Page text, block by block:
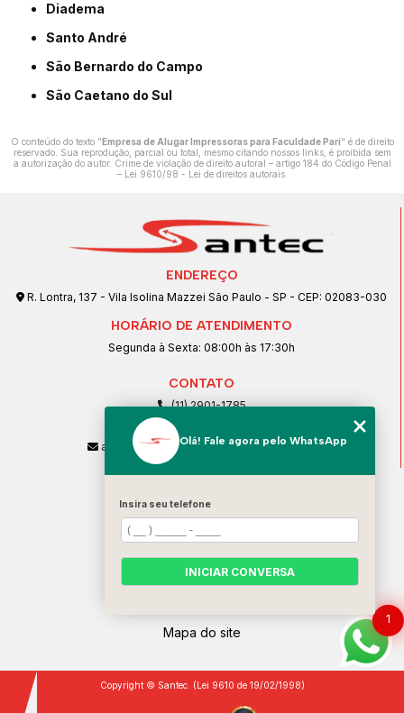
Diadema
Santo André
São Bernardo do Campo
São Caetano do Sul
O conteúdo do texto " Empresa de Alugar Impressoras para Faculdade Pari" é de direito
reservado. Sua reprodução, parcial ou total, mesmo citando nossos links, é proibida sem
a autorização do autor. Crime de violação de direito autoral – artigo 184 do Código Penal
–
Lei 9610/98 - Lei de direitos autorais.
ENDEREÇO
R. Lontra, 137 - Vila Isolina Mazzei São Paulo - SP - CEP: 02083-030
HORÁRIO DE ATENDIMENTO
Segunda à Sexta: 08:00h às 17:30h
CONTATO
(11) 2901-1785
(11) 99239-1832
atendimento@santeccopiadoras.com.br
Home
Empresa
SERVIÇOS
Contato
Mapa do site
Copyright © Santec. (Lei 9610 de 19/02/1998)
1
Olá! Fale agora pelo WhatsApp
Insira seu telefone
INICIAR CONVERSA